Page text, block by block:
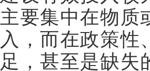
主要集中在物质
入，而在政策性
足，甚至是缺失